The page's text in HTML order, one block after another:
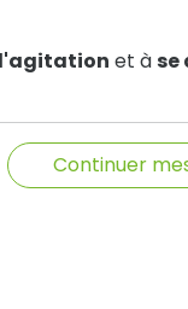
et àse
et autilleul,
bonne qualité et
Continuer